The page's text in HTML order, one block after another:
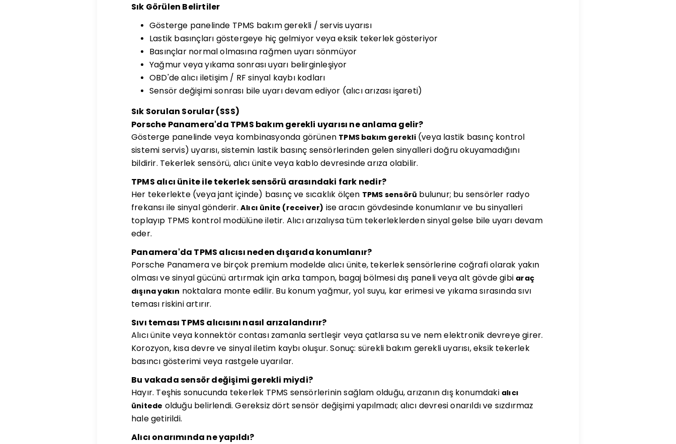
Sık Görülen Belirtiler
Gösterge panelinde TPMS bakım gerekli / servis uyarısı
Lastik basınçları göstergeye hiç gelmiyor veya eksik tekerlek gösteriyor
Basınçlar normal olmasına rağmen uyarı sönmüyor
Yağmur veya yıkama sonrası uyarı belirginleşiyor
OBD'de alıcı iletişim / RF sinyal kaybı kodları
Sensör değişimi sonrası bile uyarı devam ediyor (alıcı arızası işareti)
Sık Sorulan Sorular (SSS)
Porsche Panamera'da TPMS bakım gerekli uyarısı ne anlama gelir?
Gösterge panelinde veya kombinasyonda görünen TPMS bakım gerekli(veya lastik basınç kontrol
sistemi servis) uyarısı, sistemin lastik basınç sensörlerinden gelen sinyalleri doğru okuyamadığını
bildirir. Tekerlek sensörü, alıcı ünite veya kablo devresinde arıza olabilir.
TPMS alıcı ünite ile tekerlek sensörü arasındaki fark nedir?
Her tekerlekte (veya jant içinde) basınç ve sıcaklık ölçen TPMS sensörü bulunur; bu sensörler radyo
frekansı ile sinyal gönderir. Alıcı ünite (receiver) ise aracın gövdesinde konumlanır ve bu sinyalleri
toplayıp TPMS kontrol modülüne iletir. Alıcı arızalıysa tüm tekerleklerden sinyal gelse bile uyarı devam
eder.
Panamera'da TPMS alıcısı neden dışarıda konumlanır?
Porsche Panamera ve birçok premium modelde alıcı ünite, tekerlek sensörlerine coğrafi olarak yakın
olması ve sinyal gücünü artırmak için arka tampon, bagaj bölmesi dış paneli veya alt gövde gibi araç
dışına yakın noktalara monte edilir. Bu konum yağmur, yol suyu, kar erimesi ve yıkama sırasında sıvı
teması riskini artırır.
Sıvı teması TPMS alıcısını nasıl arızalandırır?
Alıcı ünite veya konnektör contası zamanla sertleşir veya çatlarsa su ve nem elektronik devreye girer.
Korozyon, kısa devre ve sinyal iletim kaybı oluşur. Sonuç: sürekli bakım gerekli uyarısı, eksik tekerlek
basıncı gösterimi veya rastgele uyarılar.
Bu vakada sensör değişimi gerekli miydi?
Hayır. Teşhis sonucunda tekerlek TPMS sensörlerinin sağlam olduğu, arızanın dış konumdaki alıcı
ünitede olduğu belirlendi. Gereksiz dört sensör değişimi yapılmadı; alıcı devresi onarıldı ve sızdırmaz
hale getirildi.
Alıcı onarımında ne yapıldı?